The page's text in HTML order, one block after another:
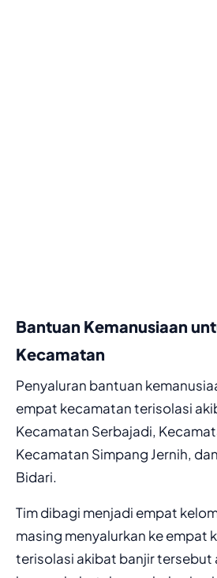
Bantuan Kemanusiaan
Kecamatan
Penyaluran bantuan
empat kecamatan terisolasi
Kecamatan Serbajadi,
Kecamatan Simpang Jernih,
Bidari.
Tim dibagi menjadi empat
masing menyalurkan ke empat
terisolasi akibat banjir tersebut